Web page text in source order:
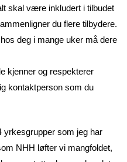
skal være inkludert i tilbudet
du flere tilbydere.
deg i mange uker må dere
kjenner og respekterer
kontaktperson som du
yrkesgrupper som jeg har
NHH løfter vi mangfoldet,